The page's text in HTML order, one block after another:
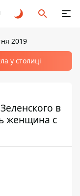
2019
у столиці
в
женщина с